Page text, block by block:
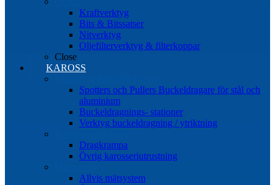
Kraftverktyg
Bits & Bitssatser
Nitverktyg
Oljefilterverktyg & filterkoppar
Close
KAROSS
Spotters och Pullers Buckeldragare för stål och
aluminium
Buckeldragnings- stationer
Verktyg buckeldragning / ytriktning
Dragkrampa
Övrig karosseriutrustning
Allvis mätsystem